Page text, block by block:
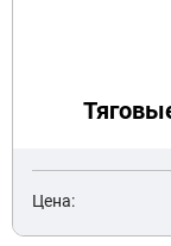
Цена: